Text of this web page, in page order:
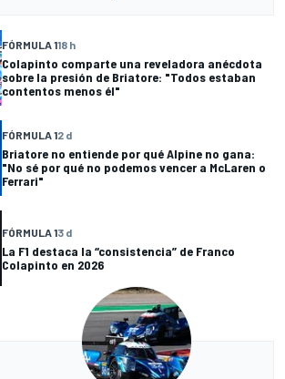
FÓRMULA 118 h
Colapinto comparte una reveladora anécdota
sobre la presión de Briatore: "Todos estaban
contentos menos él"
FÓRMULA 12 d
Briatore no entiende por qué Alpine no gana:
"No sé por qué no podemos vencer a McLaren o
Ferrari"
FÓRMULA 13 d
La F1 destaca la “consistencia” de Franco
Colapinto en 2026